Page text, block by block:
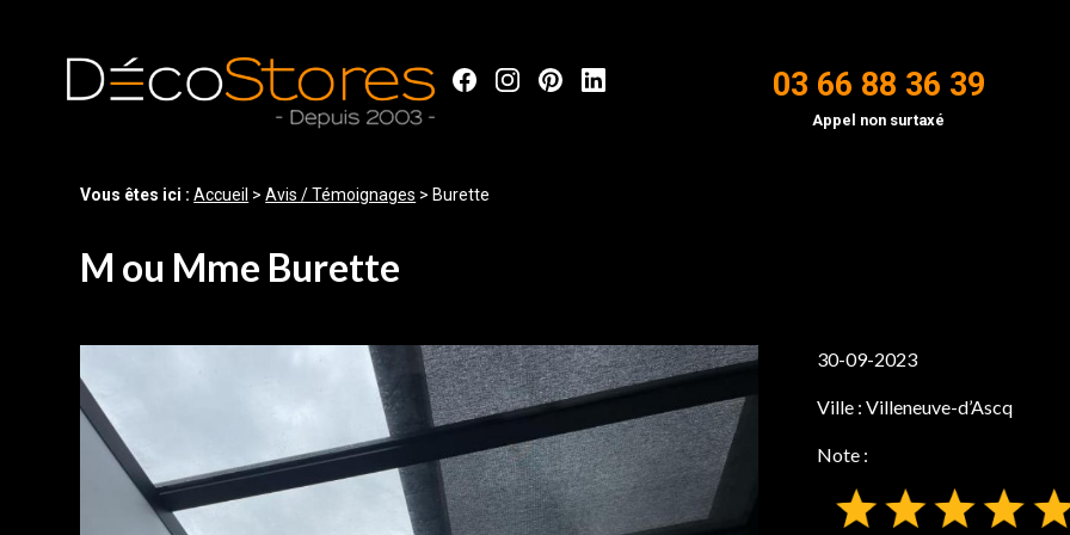
03 66 88 36 39
Appel non surtaxé
Vous êtes ici :Accueil >Avis / Témoignages > Burette
M ou Mme Burette
30-09-2023
Ville : Villeneuve-d’Ascq
Note :